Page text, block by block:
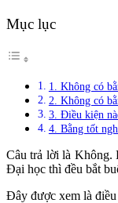
Mục lục
1. Không có
2. Không có
3. Điều kiện
4. Bằng tốt
Câu trả lời là Không.
Đại học thì đều bắt
Đây được xem là điều